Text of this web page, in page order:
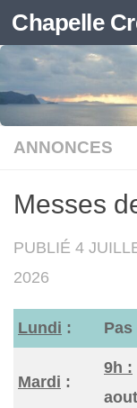
Skip to
Chapelle
ANNONCES
Messes
PUBLIÉ 4
2026
Lundi : Pas
Mardi :
9h :